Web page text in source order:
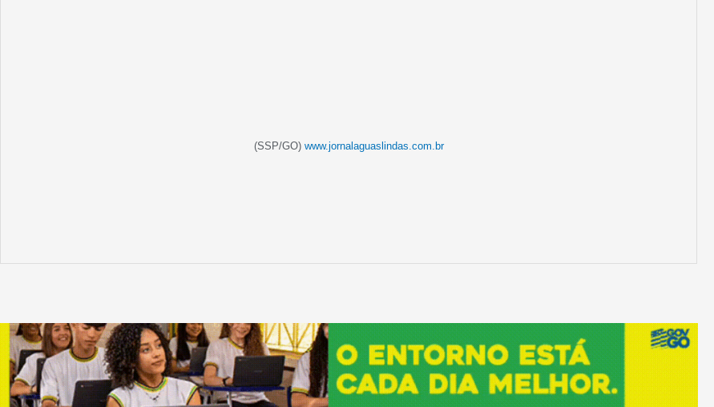
(SSP/GO) www.jornalaguaslindas.com.br